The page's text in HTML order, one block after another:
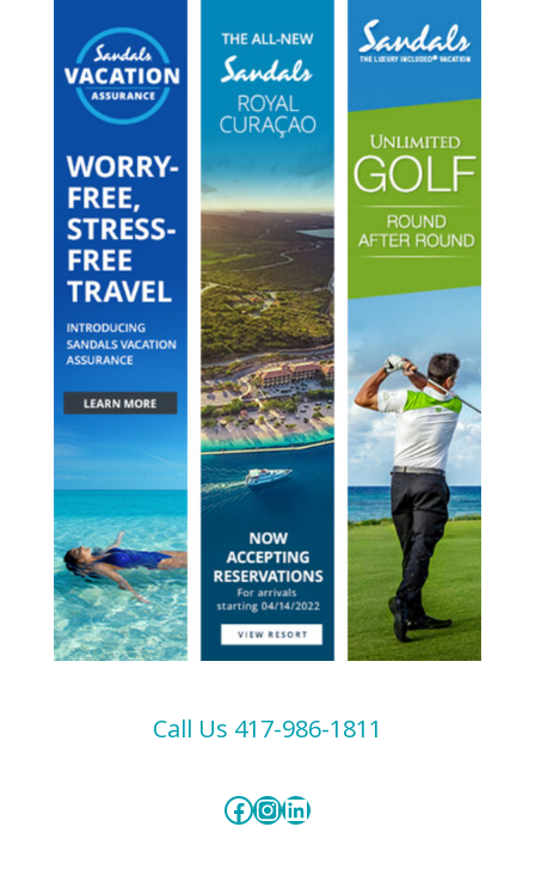
Call Us 417-986-1811
Facebook
Instagram
LinkedIn